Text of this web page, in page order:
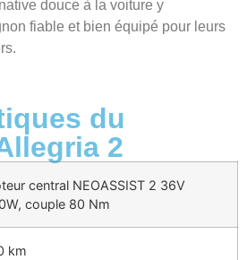
douce à la voiture y
fiable et bien équipé pour leurs
du
2
central NEOASSIST 2 36V
couple 80 Nm
km